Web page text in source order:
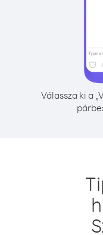
Válassza ki a